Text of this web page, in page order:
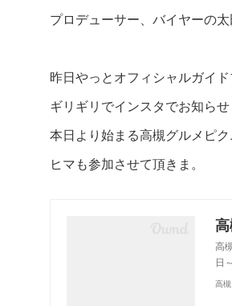
プロデューサー、バイヤーの
昨日やっとオフィシャルガイ
ギリギリでインスタでお知らせ
本日より始まる高槻グルメピ
ヒマも参加させて頂きま。
高
日
高